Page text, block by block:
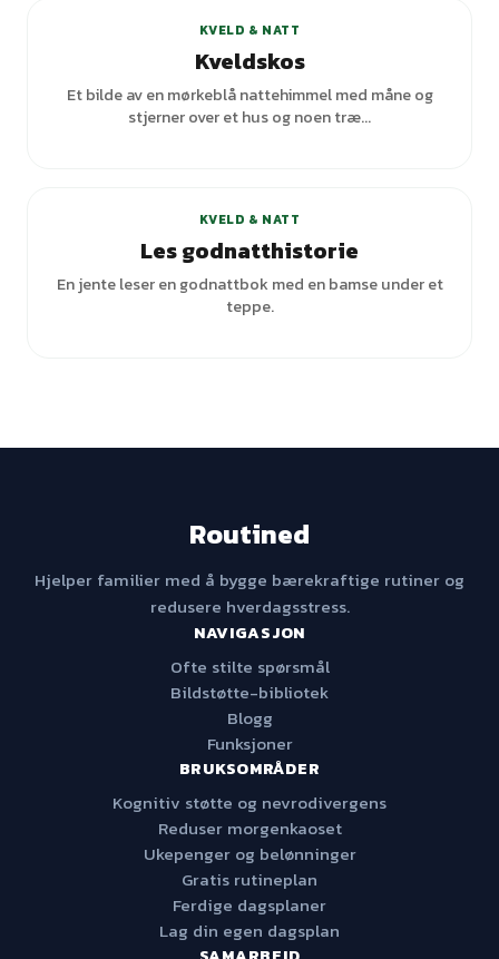
KVELD & NATT
Kveldskos
Et bilde av en mørkeblå nattehimmel med måne og
stjerner over et hus og noen træ...
KVELD & NATT
Les godnatthistorie
En jente leser en godnattbok med en bamse under et
teppe.
Routined
Hjelper familier med å bygge bærekraftige rutiner og
redusere hverdagsstress.
NAVIGASJON
Ofte stilte spørsmål
Bildstøtte-bibliotek
Blogg
Funksjoner
BRUKSOMRÅDER
Kognitiv støtte og nevrodivergens
Reduser morgenkaoset
Ukepenger og belønninger
Gratis rutineplan
Ferdige dagsplaner
Lag din egen dagsplan